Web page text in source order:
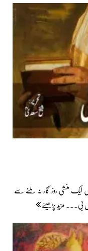
منشی روز گار نہ ملنے سے
بی... مزید پڑھیئے